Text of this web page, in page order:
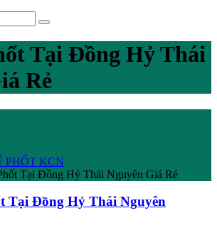
Tại Đồng Hỷ Thái
Rẻ
PHỐT KCN
Tại Đồng Hỷ Thái Nguyên Giá Rẻ
Tại Đồng Hỷ Thái Nguyên